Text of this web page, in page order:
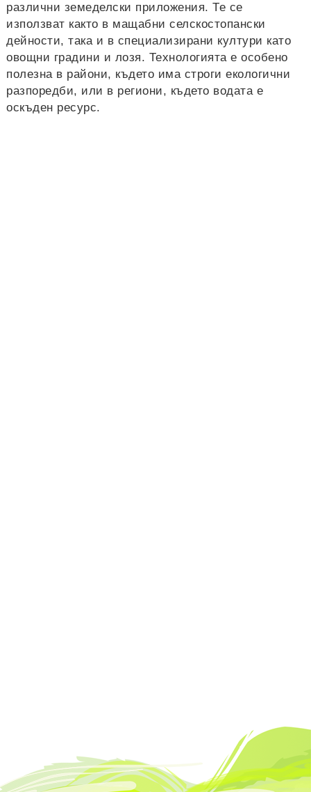
различни земеделски приложения. Те се
използват както в мащабни селскостопански
дейности, така и в специализирани култури като
овощни градини и лозя. Технологията е особено
полезна в райони, където има строги екологични
разпоредби, или в региони, където водата е
оскъден ресурс.